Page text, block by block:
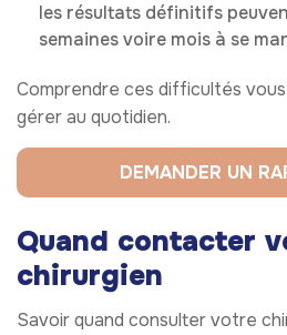
les résultats définitifs
semaines voire mois à se
Comprendre ces difficultés
gérer au quotidien.
DEMANDER UN
Quand contacter
chirurgien
Savoir quand consulter votre